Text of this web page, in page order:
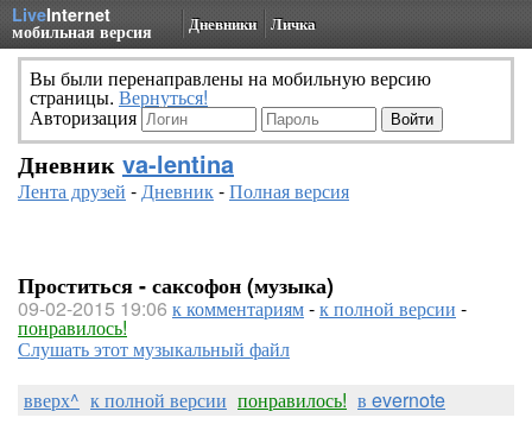
LiveInternet
мобильная версия Дневники Личка
Вы были перенаправлены на мобильную версию
страницы. Вернуться!
Авторизация
Дневник va-lentina
Лента друзей -Дневник-Полная версия
Проститься - саксофон (музыка)
09-02-2015 19:06 к комментариям-к полной версии -
понравилось!
Слушать этот музыкальный файл
вверх^ к полной версии понравилось! в evernote